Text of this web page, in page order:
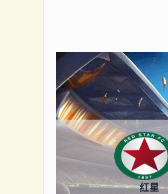
红星